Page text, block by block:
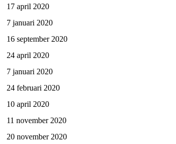
17 april 2020
7 januari 2020
16 september 2020
24 april 2020
7 januari 2020
24 februari 2020
10 april 2020
11 november 2020
20 november 2020